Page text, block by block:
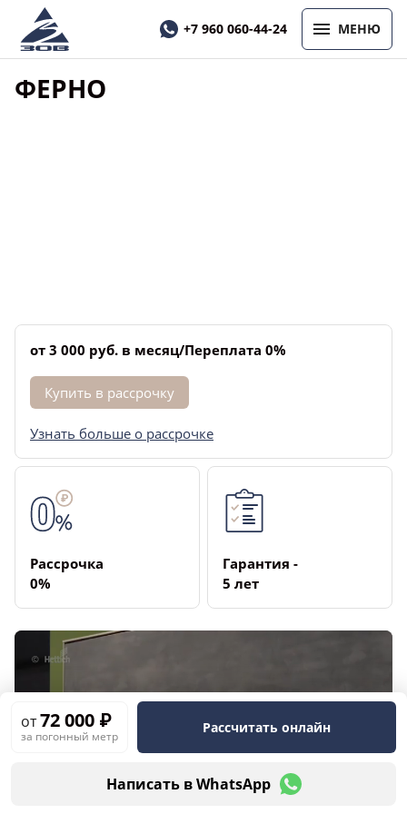
МЕНЮ
+7 960 060-44-24
ФЕРНО
от72 000 ₽
за погонный метр
Рассчитать онлайн
Написать в WhatsApp
от 3 000 руб. в месяц/Переплата 0%
Купить в рассрочку
Узнать больше о рассрочке
Рассрочка
­0%
Гарантия ­
5 лет